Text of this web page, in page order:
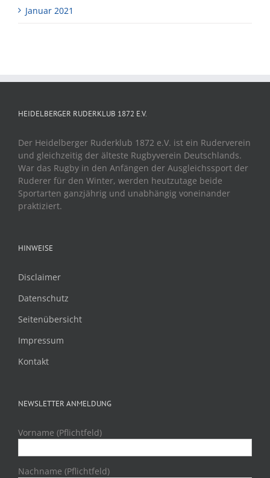
Januar 2021
HEIDELBERGER RUDERKLUB 1872 E.V.
Der Heidelberger Ruderklub 1872 e.V. ist ein Ruderverein
und gleichzeitig der älteste Rugbyverein Deutschlands.
War das Rugby in den Anfängen der Ausgleichssport der
Ruderer für den Winter, werden heutzutage beide
Sportarten ganzjährig und unabhängig voneinander
praktiziert.
HINWEISE
Disclaimer
Datenschutz
Seitenübersicht
Impressum
Kontakt
NEWSLETTER ANMELDUNG
Vorname (Pflichtfeld)
Nachname (Pflichtfeld)